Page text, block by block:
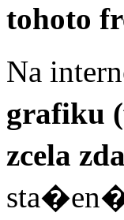
tohoto
Na
grafiku
zcela